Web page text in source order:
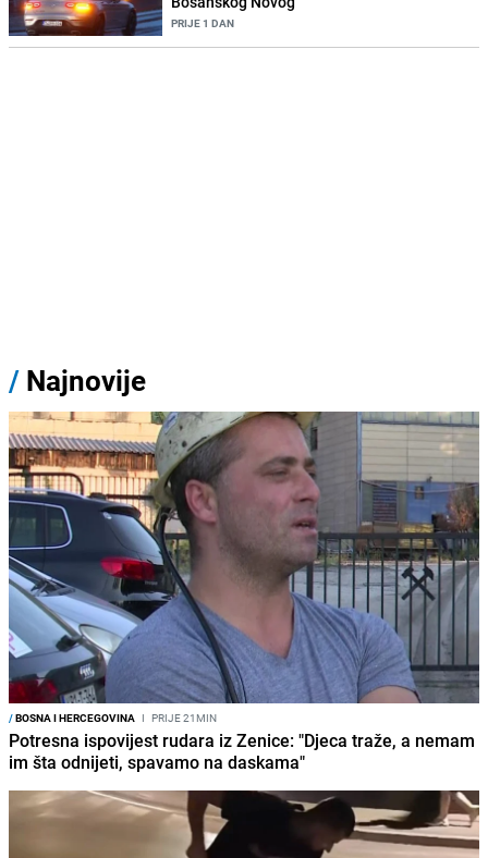
PRIJE 1 DAN
/ Najnovije
/BOSNA I HERCEGOVINA I PRIJE 21MIN
Potresna ispovijest rudara iz Zenice: "Djeca traže, a nemam
im šta odnijeti, spavamo na daskama"